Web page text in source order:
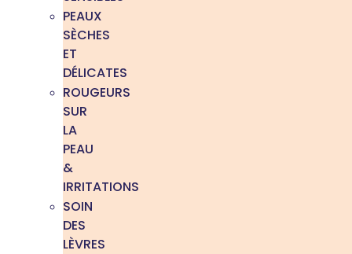
PEAUX
SÈCHES
ET
DÉLICATES
ROUGEURS
SUR
LA
PEAU
&
IRRITATIONS
SOIN
DES
LÈVRES